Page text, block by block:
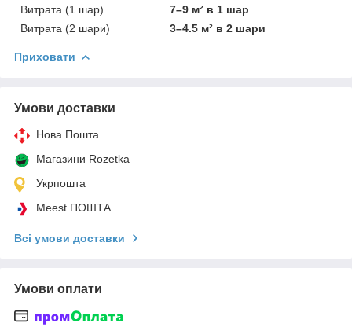
Витрата (1 шар)
7–9 м² в 1 шар
Витрата (2 шари)
3–4.5 м² в 2 шари
Приховати
Умови доставки
Нова Пошта
Магазини Rozetka
Укрпошта
Meest ПОШТА
Всі умови доставки
Умови оплати